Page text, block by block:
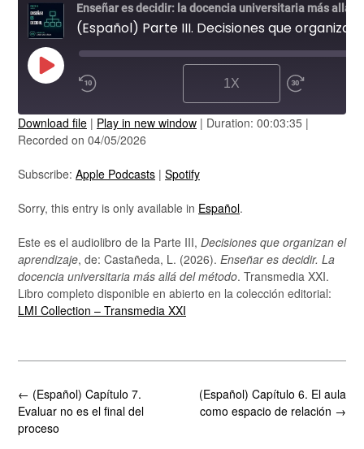
PLAY
EPISODE
1X
SUBSCRIBE
RSS FEED
SHARE
EMBED
Download file | Play in new window | Duration: 00:03:35 |
Recorded on 04/05/2026
Subscribe: Apple Podcasts | Spotify
Sorry, this entry is only available in Español.
Este es el audiolibro de la Parte III, Decisiones que organizan el
aprendizaje, de: Castañeda, L. (2026). Enseñar es decidir. La
docencia universitaria más allá del método. Transmedia XXI.
Libro completo disponible en abierto en la colección editorial:
LMI Collection – Transmedia XXI
Post
navigation
(Español) Capítulo 6. El aula
como espacio de relación →
← (Español) Capítulo 7.
Evaluar no es el final del
proceso